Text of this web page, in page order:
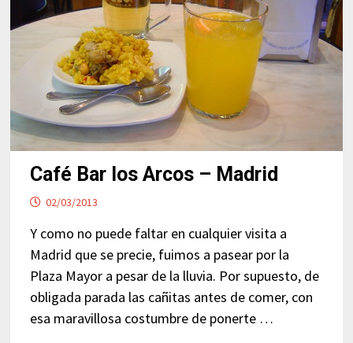
Café Bar los Arcos – Madrid
02/03/2013
Y como no puede faltar en cualquier visita a
Madrid que se precie, fuimos a pasear por la
Plaza Mayor a pesar de la lluvia. Por supuesto, de
obligada parada las cañitas antes de comer, con
esa maravillosa costumbre de ponerte …